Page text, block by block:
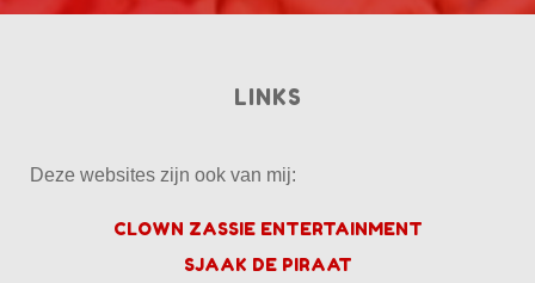
LINKS
Deze websites zijn ook van mij:
CLOWN ZASSIE ENTERTAINMENT
SJAAK DE PIRAAT